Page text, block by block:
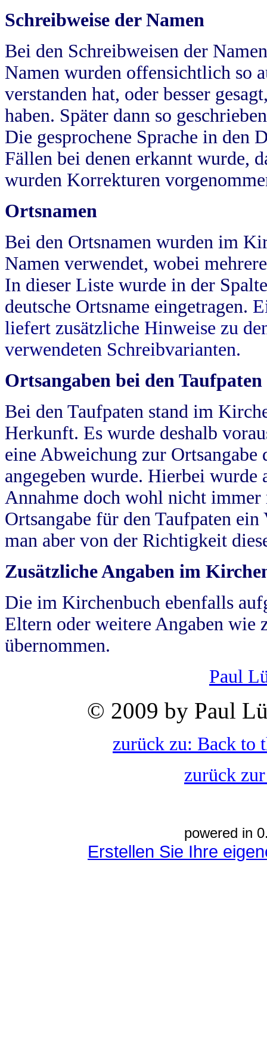
Schreibweise der Namen
Bei den Schreibweisen der
Namen wurden offensichtlich so
verstanden hat, oder besser
haben. Später dann so
Die gesprochene Sprache in
Fällen bei denen erkannt wurde,
wurden Korrekturen
Ortsnamen
Bei den Ortsnamen wurden im
Namen verwendet, wobei
In dieser Liste wurde in der
deutsche Ortsname eingetragen.
liefert zusätzliche Hinweise zu
verwendeten Schreibvarianten.
Ortsangaben bei den Taufpaten
Bei den Taufpaten stand im
Herkunft. Es wurde deshalb
eine Abweichung zur
angegeben wurde. Hierbei wurde
Annahme doch wohl nicht
Ortsangabe für den Taufpaten
man aber von der Richtigkeit
Zusätzliche Angaben im
Die im Kirchenbuch ebenfalls
Eltern oder weitere Angaben wie
übernommen.
Paul
© 2009 by Paul
zurück zu: Back to
zurück
powered in
Erstellen Sie Ihre